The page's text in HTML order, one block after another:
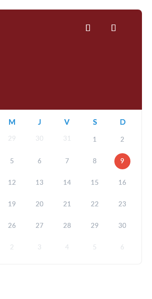
M J V S D
29 30 31 1 2
5 6 7 8 9
12 13 14 15 16
19 20 21 22 23
26 27 28 29 30
2 3 4 5 6